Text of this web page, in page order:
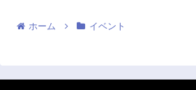
ホーム イベント